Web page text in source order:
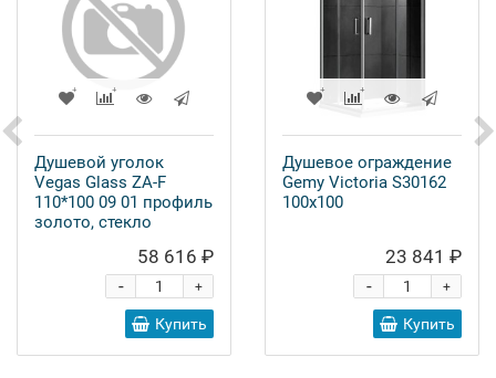
Душевой уголок
Vegas Glass ZA-F
110*100 09 01 профиль
золото, стекло
58 616 ₽
+
-
Купить
Душевое ограждение
Gemy Victoria S30162
100x100
23 841 ₽
+
-
Купить